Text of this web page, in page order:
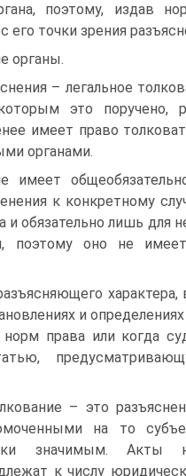
поэтому, издав
точки зрения
органы.
– легальное
это поручено,
имеет право
органами.
имеет
к конкретному
обязательно лишь для
поэтому оно не
характера,
и
права или когда
– это
на то
значимым. Акты
к числу